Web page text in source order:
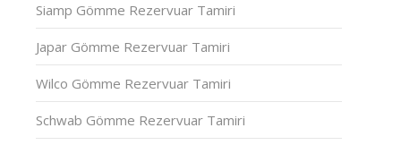
Siamp Gömme Rezervuar Tamiri
Japar Gömme Rezervuar Tamiri
Wilco Gömme Rezervuar Tamiri
Schwab Gömme Rezervuar Tamiri